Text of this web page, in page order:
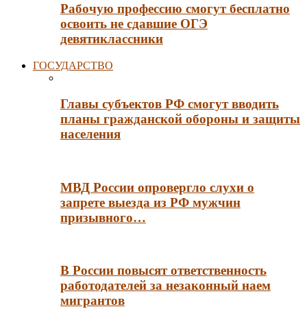
Рабочую профессию смогут бесплатно
освоить не сдавшие ОГЭ
девятиклассники
ГОСУДАРСТВО
Главы субъектов РФ смогут вводить
планы гражданской обороны и защиты
населения
МВД России опровергло слухи о
запрете выезда из РФ мужчин
призывного…
В России повысят ответственность
работодателей за незаконный наем
мигрантов